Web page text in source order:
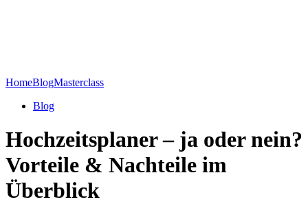
HomeBlogMasterclass
Blog
Hochzeitsplaner – ja oder nein?
Vorteile & Nachteile im
Überblick